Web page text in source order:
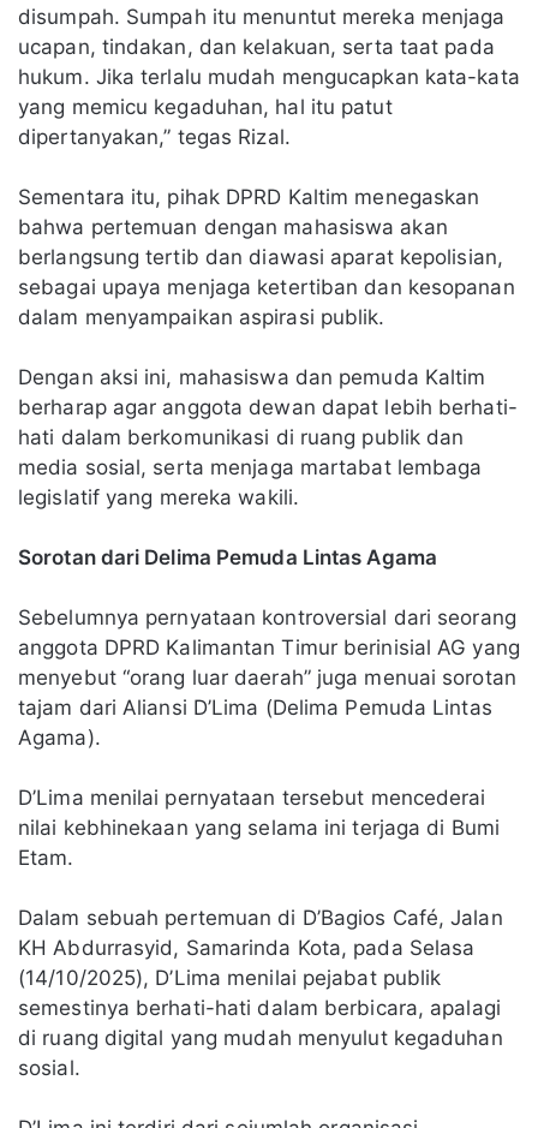
disumpah. Sumpah itu menuntut mereka menjaga
ucapan, tindakan, dan kelakuan, serta taat pada
hukum. Jika terlalu mudah mengucapkan kata-kata
yang memicu kegaduhan, hal itu patut
dipertanyakan,” tegas Rizal.
Sementara itu, pihak DPRD Kaltim menegaskan
bahwa pertemuan dengan mahasiswa akan
berlangsung tertib dan diawasi aparat kepolisian,
sebagai upaya menjaga ketertiban dan kesopanan
dalam menyampaikan aspirasi publik.
Dengan aksi ini, mahasiswa dan pemuda Kaltim
berharap agar anggota dewan dapat lebih berhati-
hati dalam berkomunikasi di ruang publik dan
media sosial, serta menjaga martabat lembaga
legislatif yang mereka wakili.
Sorotan dari Delima Pemuda Lintas Agama
Sebelumnya pernyataan kontroversial dari seorang
anggota DPRD Kalimantan Timur berinisial AG yang
menyebut “orang luar daerah” juga menuai sorotan
tajam dari Aliansi D’Lima (Delima Pemuda Lintas
Agama).
D’Lima menilai pernyataan tersebut mencederai
nilai kebhinekaan yang selama ini terjaga di Bumi
Etam.
Dalam sebuah pertemuan di D’Bagios Café, Jalan
KH Abdurrasyid, Samarinda Kota, pada Selasa
(14/10/2025), D’Lima menilai pejabat publik
semestinya berhati-hati dalam berbicara, apalagi
di ruang digital yang mudah menyulut kegaduhan
sosial.